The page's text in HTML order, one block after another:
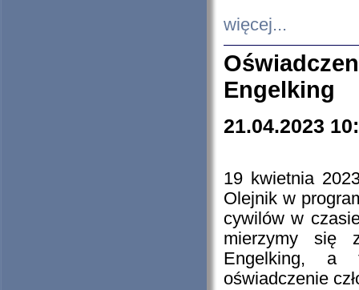
więcej...
Engelking
21.04.2023
19 kwietnia
Olejnik w
cywilów w
mierzymy się
Engelking, a
oświadczenie